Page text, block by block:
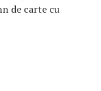
yde carte cu